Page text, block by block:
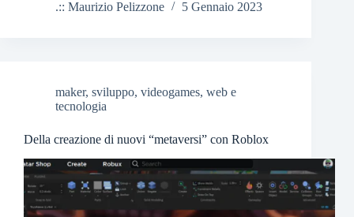
.:: Maurizio Pelizzone
5 Gennaio 2023
maker, sviluppo, videogames, web e
tecnologia
Della creazione di nuovi “metaversi” con Roblox